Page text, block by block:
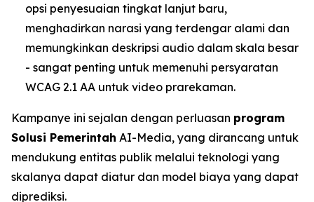
opsi penyesuaian tingkat lanjut baru,
menghadirkan narasi yang terdengar alami dan
memungkinkan deskripsi audio dalam skala besar
- sangat penting untuk memenuhi persyaratan
WCAG 2.1 AA untuk video prarekaman.
Kampanye ini sejalan dengan perluasan program
Solusi Pemerintah AI-Media, yang dirancang untuk
mendukung entitas publik melalui teknologi yang
skalanya dapat diatur dan model biaya yang dapat
diprediksi.